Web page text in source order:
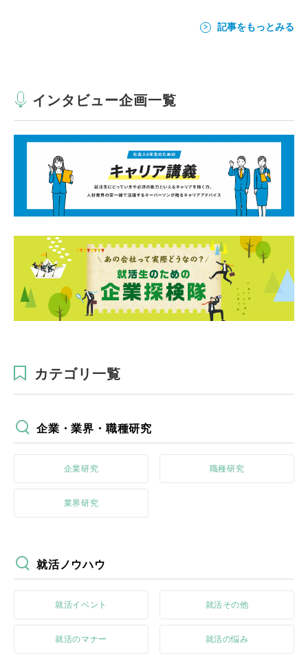
記事をもっとみる
インタビュー企画一覧
カテゴリ一覧
企業・業界・職種研究
企業研究 職種研究
業界研究
就活ノウハウ
就活イベント 就活その他
就活のマナー 就活の悩み